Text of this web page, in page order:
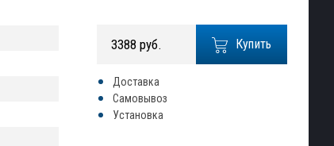
Купить
3388 руб.
Доставка
Самовывоз
Установка